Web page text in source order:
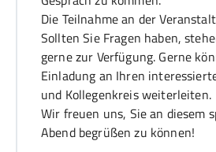
Die Teilnahme an der
Sollten Sie Fragen haben,
gerne zur Verfügung. Gerne
Einladung an Ihren
und Kollegenkreis weiterleiten.
Wir freuen uns, Sie an diesem
Abend begrüßen zu können!